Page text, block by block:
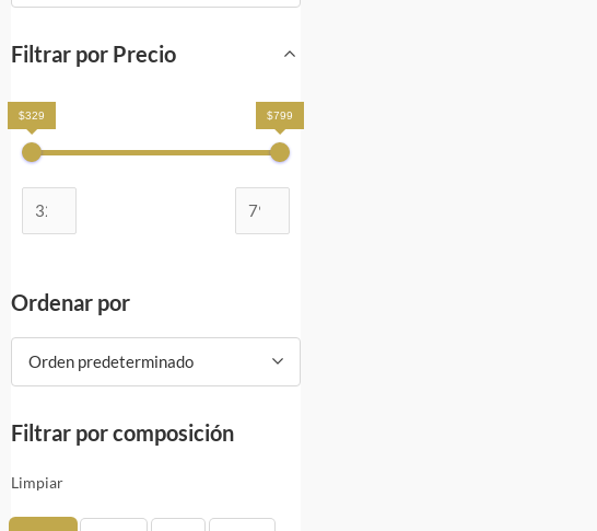
Filtrar por Precio
$329 $799
Ordenar por
Orden predeterminado
Filtrar por composición
Limpiar